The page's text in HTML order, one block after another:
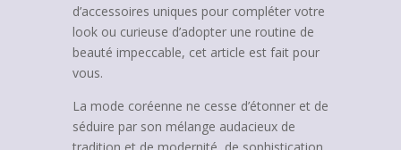
d’accessoires uniques pour compléter votre
look ou curieuse d’adopter une routine de
beauté impeccable, cet article est fait pour
vous.
La mode coréenne ne cesse d’étonner et de
séduire par son mélange audacieux de
tradition et de modernité, de sophistication